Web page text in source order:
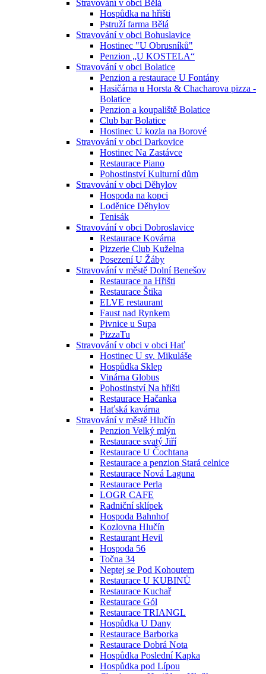
Stravování v obci Bělá
Hospůdka na hřišti
Pstruží farma Bělá
Stravování v obci Bohuslavice
Hostinec "U Obrusníků"
Penzion „U KOSTELA“
Stravování v obci Bolatice
Penzion a restaurace U Fontány
Hasičárna u Horsta & Chacharova pizza -
Bolatice
Penzion a koupaliště Bolatice
Club bar Bolatice
Hostinec U kozla na Borové
Stravování v obci Darkovice
Hostinec Na Zastávce
Restaurace Piano
Pohostinství Kulturní dům
Stravování v obci Děhylov
Hospoda na kopci
Loděnice Děhylov
Tenisák
Stravování v obci Dobroslavice
Restaurace Kovárna
Pizzerie Club Kuželna
Posezení U Žáby
Stravování v městě Dolní Benešov
Restaurace na Hřišti
Restaurace Štika
ELVE restaurant
Faust nad Rynkem
Pivnice u Supa
PizzaTu
Stravování v obci v obci Hať
Hostinec U sv. Mikuláše
Hospůdka Sklep
Vinárna Globus
Pohostinství Na hřišti
Restaurace Hačanka
Haťská kavárna
Stravování v městě Hlučín
Penzion Velký mlýn
Restaurace svatý Jiří
Restaurace U Čochtana
Restaurace a penzion Stará celnice
Restaurace Nová Laguna
Restaurace Perla
LOGR CAFE
Radniční sklípek
Hospoda Bahnhof
Kozlovna Hlučín
Restaurant Hevil
Hospoda 56
Točna 34
Neptej se Pod Kohoutem
Restaurace U KUBINŮ
Restaurace Kuchař
Restaurace Gól
Restaurace TRIANGL
Hospůdka U Dany
Restaurace Barborka
Restaurace Dobrá Nota
Hospůdka Poslední Kapka
Hospůdka pod Lípou